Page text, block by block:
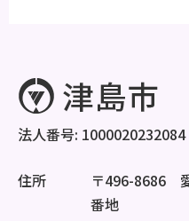
法人番号: 1000020232084
住所
〒496-8686
番地